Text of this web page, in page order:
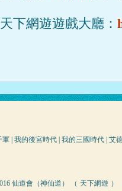
天下網遊遊戲大廳：
軍 我的後宮時代 我的三國時代 艾
仙道會（神仙道） （ 天下網遊 ）